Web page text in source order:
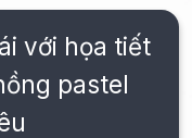
với họa tiết
pastel